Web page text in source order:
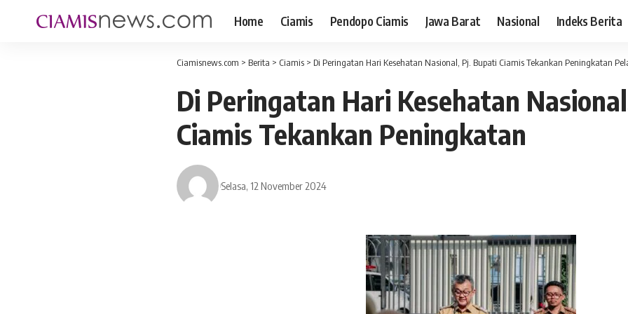
Home Ciamis Pendopo Ciamis Jawa Barat Nasional Indeks Berita
Ciamisnews.com > Berita > Ciamis > Di Peringatan Hari Kesehatan Nasional, Pj. Bupati Ciamis Tekankan Peningkatan Pelayanan
Di Peringatan Hari Kesehatan
Ciamis Tekankan Peningkatan
Selasa, 12 November 2024